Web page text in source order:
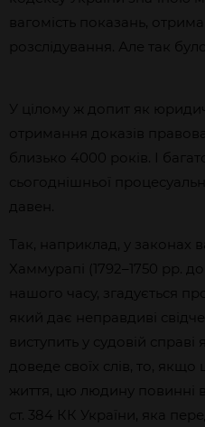
вагомість показань,
розслідування. Але так
У цілому ж допит як
отримання доказів
близько 4000 років. І
сьогоднішньої
давен.
Так, наприклад, у законах
Хаммурапі (1792–1750 рр.
нашого часу, згадується
який дає неправдиві
виступить у судовій
доведе своїх слів, то, якщо
життя, цю людину повинні
ст. 384 КК України, яка